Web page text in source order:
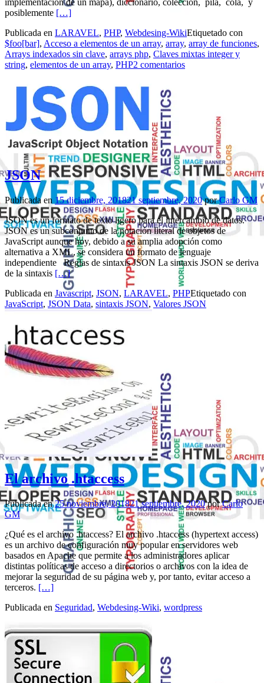
implementación de un mapa), diccionario, colección, pila, cola, y
posiblemente Leer másArrays – php
[…]
Publicada en LARAVEL, PHP, Webdesing-WikiEtiquetado con
$foo[bar], Acceso a elementos de un array, array, array de funciones,
Arrays indexados sin clave, arrays php, Claves mixtas integer y
string, elementos de un array, PHP2 comentarios
JSON
Publicada en 15 diciembre, 201821 septiembre, 2020porCarlo GM
JSON es un formato de texto ligero para el intercambio de datos.
JSON es un subconjunto de la notación literal de objetos de
JavaScript aunque hoy, debido a su amplia adopción como
alternativa a XML, se considera un formato de lenguaje
independiente Reglas de sintaxis JSON La sintaxis JSON se deriva
de la sintaxis Leer másJSON
[…]
Publicada en Javascript, JSON, LARAVEL, PHPEtiquetado con
JavaScript, JSON Data, sintaxis JSON, Valores JSON
El archivo .htaccess
Publicada en25 noviembre, 201821 septiembre, 2020porCarlo
GM
¿Qué es el archivo .htaccess? El archivo .htaccess (hypertext access)
es un archivo de configuración muy popular en servidores web
basados en Apache que permite a los administradores aplicar
distintas políticas de acceso a directorios o archivos con la idea de
mejorar la seguridad de su página web y, por tanto, evitar acceso a
terceros. Leer másEl archivo .htaccess
[…]
Publicada en Seguridad, Webdesing-Wiki, wordpress